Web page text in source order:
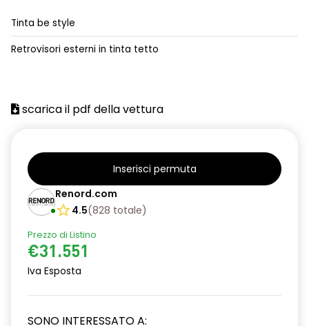
alzacristalli posteriori elettrici impulsionali
azacristalli anteriori elettrici e impulsionali
cerchi in lega da 18''
climatizzatore automatico
criterio tecnico per tetto panoramico
design cerchi in lega da 18'' diamantati black hole
disattivazione ADAS
distance warning avviso distanza di sicurezza
doppio fondo bagagliaio
Tinta be style
Retrovisori esterni in tinta tetto
scarica il pdf della vettura
Inserisci permuta
Renord.com
4.5(828 totale)
Prezzo di Listino
€31.551
Iva Esposta
SONO INTERESSATO A: